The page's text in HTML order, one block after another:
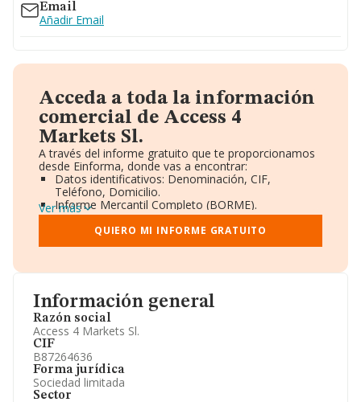
Información general
Razón social
Access 4 Markets Sl.
CIF
B87264636
Forma jurídica
Sociedad limitada
Sector
Email
Añadir Email
Acceda a toda la información
comercial de Access 4
Markets Sl.
A través del informe gratuito que te proporcionamos
desde Einforma, donde vas a encontrar:
Datos identificativos: Denominación, CIF,
Teléfono, Domicilio.
Informe Mercantil Completo (BORME).
Gráficos de Evolución Ventas y Empleados.
Consejo de Administración y Administradores.
Directivos y Ejecutivos.
Información oficial y registral complementaria.
Ver más
QUIERO MI INFORME GRATUITO